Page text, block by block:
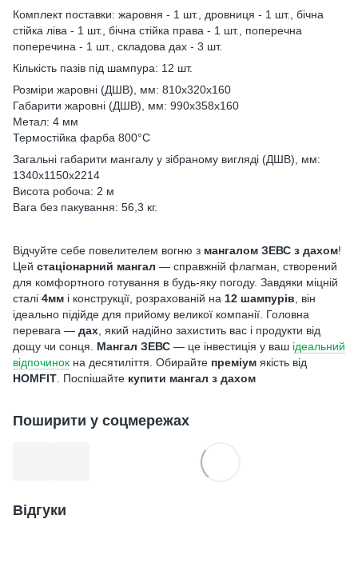
Комплект поставки: жаровня - 1 шт., дровниця - 1 шт., бічна
стійка ліва - 1 шт., бічна стійка права - 1 шт., поперечна
поперечина - 1 шт., складова дах - 3 шт.
Кількість пазів під шампура: 12 шт.
Розміри жаровні (ДШВ), мм: 810х320х160
Габарити жаровні (ДШВ), мм: 990х358х160
Метал: 4 мм
Термостійка фарба 800°С
Загальні габарити мангалу у зібраному вигляді (ДШВ), мм:
1340х1150х2214
Висота робоча: 2 м
Вага без пакування: 56,3 кг.
Відчуйте себе повелителем вогню з мангалом ЗЕВС з дахом!
Цей стаціонарний мангал — справжній флагман, створений
для комфортного готування в будь-яку погоду. Завдяки міцній
сталі 4мм і конструкції, розрахованій на 12 шампурів , він
ідеально підійде для прийому великої компанії. Головна
перевага — дах , який надійно захистить вас і продукти від
дощу чи сонця. Мангал ЗЕВС — це інвестиція у ваш ідеальний
відпочинок на десятиліття. Обирайте преміум якість від
HOMFIT . Поспішайте купити мангал з дахом
Поширити у соцмережах
Відгуки